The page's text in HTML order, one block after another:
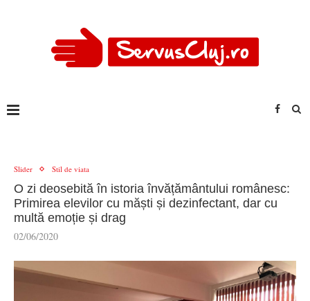
Slider Stil de viata
O zi deosebită în istoria învățământului românesc:
Primirea elevilor cu măști și dezinfectant, dar cu
multă emoție și drag
02/06/2020